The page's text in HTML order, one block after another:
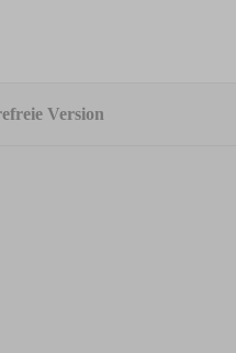
Version